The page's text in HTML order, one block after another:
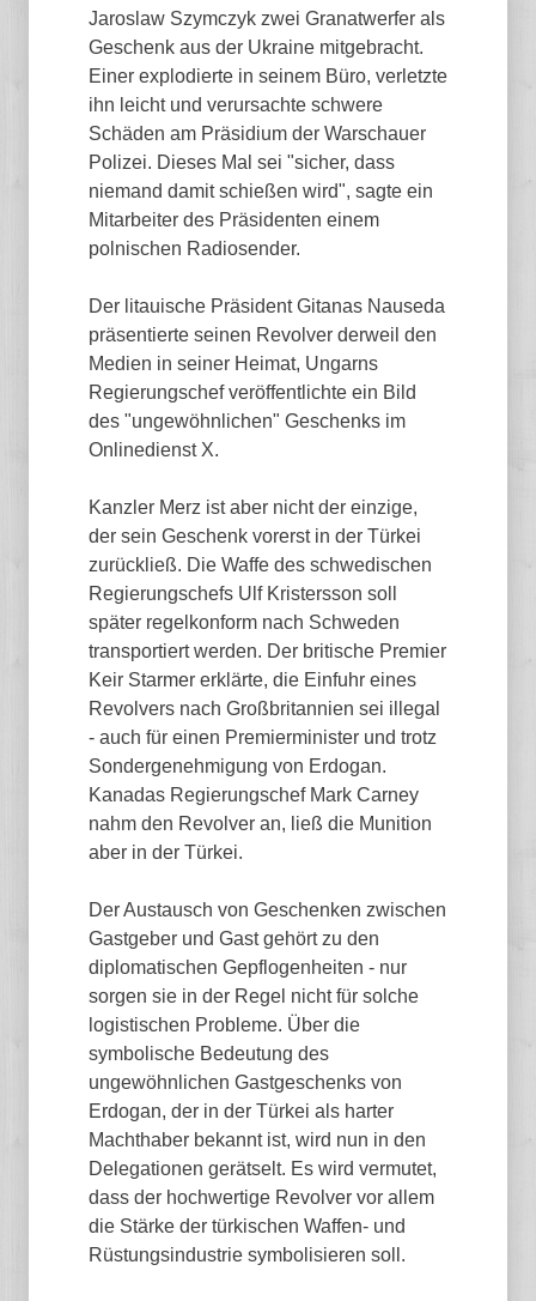
Jaroslaw Szymczyk zwei Granatwerfer als
Geschenk aus der Ukraine mitgebracht.
Einer explodierte in seinem Büro, verletzte
ihn leicht und verursachte schwere
Schäden am Präsidium der Warschauer
Polizei. Dieses Mal sei "sicher, dass
niemand damit schießen wird", sagte ein
Mitarbeiter des Präsidenten einem
polnischen Radiosender.
Der litauische Präsident Gitanas Nauseda
präsentierte seinen Revolver derweil den
Medien in seiner Heimat, Ungarns
Regierungschef veröffentlichte ein Bild
des "ungewöhnlichen" Geschenks im
Onlinedienst X.
Kanzler Merz ist aber nicht der einzige,
der sein Geschenk vorerst in der Türkei
zurückließ. Die Waffe des schwedischen
Regierungschefs Ulf Kristersson soll
später regelkonform nach Schweden
transportiert werden. Der britische Premier
Keir Starmer erklärte, die Einfuhr eines
Revolvers nach Großbritannien sei illegal
- auch für einen Premierminister und trotz
Sondergenehmigung von Erdogan.
Kanadas Regierungschef Mark Carney
nahm den Revolver an, ließ die Munition
aber in der Türkei.
Der Austausch von Geschenken zwischen
Gastgeber und Gast gehört zu den
diplomatischen Gepflogenheiten - nur
sorgen sie in der Regel nicht für solche
logistischen Probleme. Über die
symbolische Bedeutung des
ungewöhnlichen Gastgeschenks von
Erdogan, der in der Türkei als harter
Machthaber bekannt ist, wird nun in den
Delegationen gerätselt. Es wird vermutet,
dass der hochwertige Revolver vor allem
die Stärke der türkischen Waffen- und
Rüstungsindustrie symbolisieren soll.